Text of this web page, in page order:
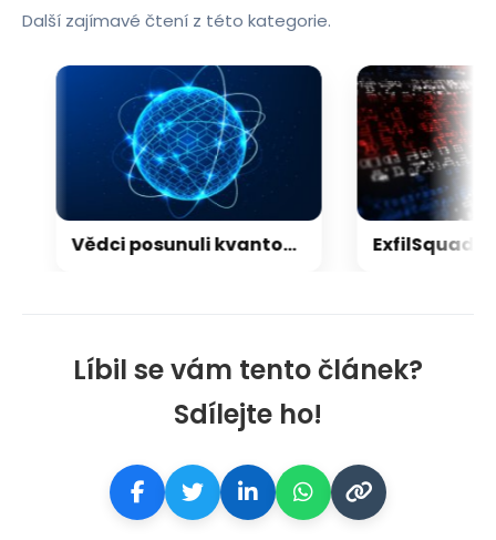
Líbil se vám tento článek?
Sdílejte ho!
Další zajímavé čtení z této kategorie.
Vědci posunuli kvantový internet. Propojili ho s běžným internetem